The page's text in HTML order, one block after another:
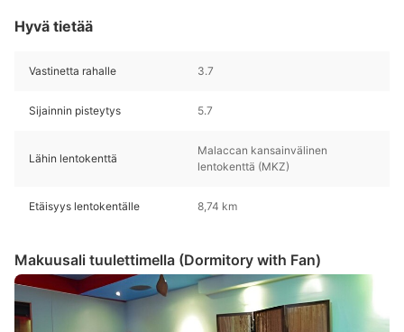
Hyvä tietää
Vastinetta rahalle 3.7
Sijainnin pisteytys 5.7
Lähin lentokenttä
Malaccan kansainvälinen
lentokenttä (MKZ)
Etäisyys lentokentälle 8,74 km
Makuusali tuulettimella (Dormitory with Fan)